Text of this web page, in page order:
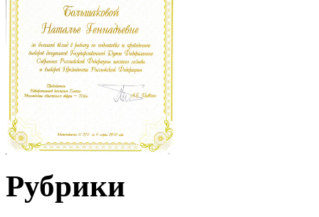
Рубрики